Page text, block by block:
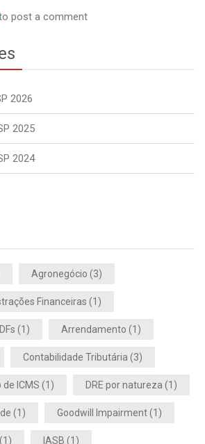
post a comment
2026
2025
2024
Agronegócio (3)
Financeiras (1)
(1) Arrendamento (1)
Contabilidade Tributária (3)
ICMS (1) DRE por natureza (1)
(1) Goodwill Impairment(1)
(1) IASB (1)